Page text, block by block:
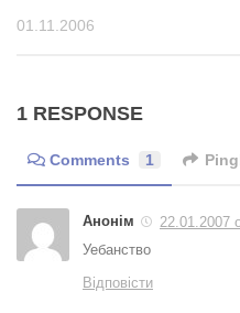
01.11.2006
1 RESPONSE
Comments 1
Анонім
22.01.2007
Уебанство
Відповісти